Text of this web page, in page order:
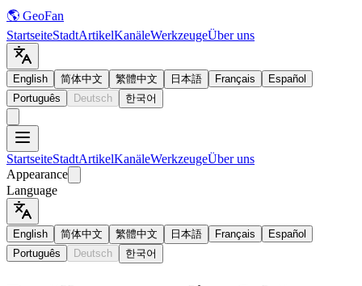
🌎 GeoFan
StartseiteStadtArtikelKanäleWerkzeugeÜber uns
English 简体中文 繁體中文 日本語 Français
Español
Português
Deutsch 한국어
StartseiteStadtArtikelKanäleWerkzeugeÜber uns
Appearance
Language
English 简体中文 繁體中文 日本語 Français
Español
Português
Deutsch 한국어